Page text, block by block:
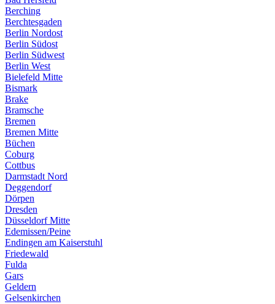
Berching
Berchtesgaden
Berlin Nordost
Berlin Südost
Berlin Südwest
Berlin West
Bielefeld Mitte
Bismark
Brake
Bramsche
Bremen
Bremen Mitte
Büchen
Coburg
Cottbus
Darmstadt Nord
Deggendorf
Dörpen
Dresden
Düsseldorf Mitte
Edemissen/Peine
Endingen am Kaiserstuhl
Friedewald
Fulda
Gars
Geldern
Gelsenkirchen